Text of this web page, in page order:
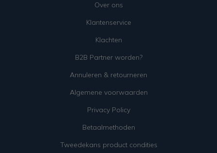
Over ons
Klantenservice
Klachten
B2B Partner worden?
Annuleren & retourneren
Algemene voorwaarden
Privacy Policy
Betaalmethoden
Tweedekans product condities